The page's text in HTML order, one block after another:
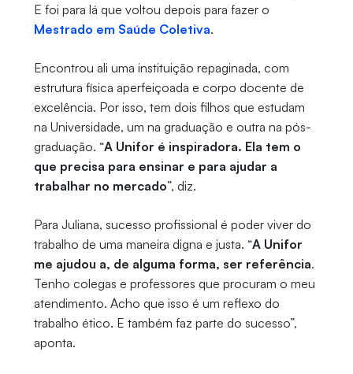
E foi para lá que voltou depois para fazer o
Mestrado em Saúde Coletiva.
Encontrou ali uma instituição repaginada, com
estrutura física aperfeiçoada e corpo docente de
excelência. Por isso, tem dois filhos que estudam
na Universidade, um na graduação e outra na pós-
graduação. “A Unifor é inspiradora. Ela tem o
que precisa para ensinar e para ajudar a
trabalhar no mercado”, diz.
Para Juliana, sucesso profissional é poder viver do
trabalho de uma maneira digna e justa. “A Unifor
me ajudou a, de alguma forma, ser referência.
Tenho colegas e professores que procuram o meu
atendimento. Acho que isso é um reflexo do
trabalho ético. E também faz parte do sucesso”,
aponta.